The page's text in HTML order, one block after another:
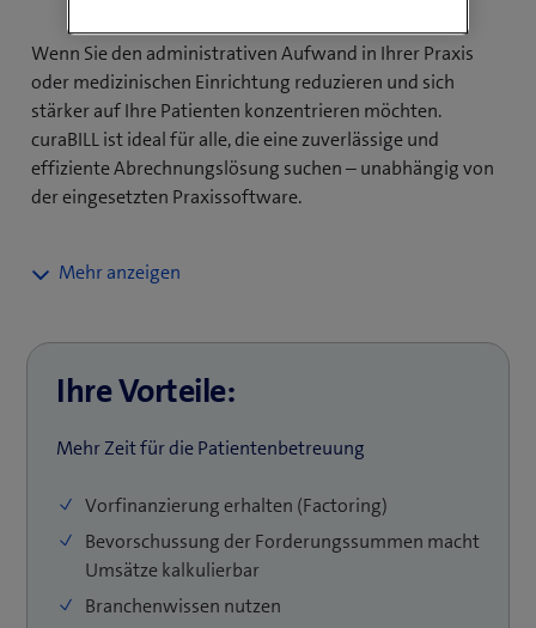
Wenn Sie den administrativen Aufwand in Ihrer Praxis
oder medizinischen Einrichtung reduzieren und sich
stärker auf Ihre Patienten konzentrieren möchten.
curaBILL ist ideal für alle, die eine zuverlässige und
effiziente Abrechnungslösung suchen – unabhängig von
der eingesetzten Praxissoftware.
Annahme und Validierung über den
Rechnungsversand bis hin zum professionellen
Mahnwesen und Inkasso. Mit automatisierter
Zahlungskontrolle und Vorfinanzierung sichern Sie
Ihre Liquidität und minimieren Debitorenverluste.
Dank nahtloser Integration und einem viersprachigen
Support profitieren Sie von einer schlanken
Administration und mehr Zeit für Ihre Kernaufgaben
im Gesundheitswesen.
Ihre Vorteile:
Mehr Zeit für die Patientenbetreuung
Vorfinanzierung erhalten (Factoring)
Bevorschussung der Forderungssummen macht
Umsätze kalkulierbar
Branchenwissen nutzen